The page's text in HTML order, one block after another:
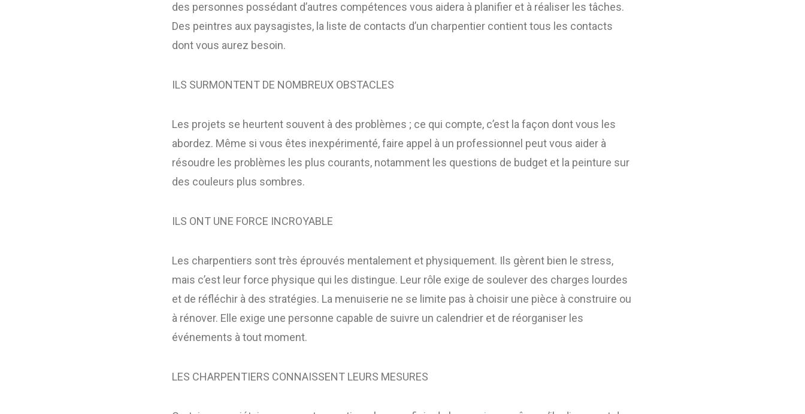
des personnes possédant d’autres compétences vous aidera à planifier et à réaliser les tâches.
Des peintres aux paysagistes, la liste de contacts d’un charpentier contient tous les contacts
dont vous aurez besoin.
ILS SURMONTENT DE NOMBREUX OBSTACLES
Les projets se heurtent souvent à des problèmes ; ce qui compte, c’est la façon dont vous les
abordez. Même si vous êtes inexpérimenté, faire appel à un professionnel peut vous aider à
résoudre les problèmes les plus courants, notamment les questions de budget et la peinture sur
des couleurs plus sombres.
ILS ONT UNE FORCE INCROYABLE
Les charpentiers sont très éprouvés mentalement et physiquement. Ils gèrent bien le stress,
mais c’est leur force physique qui les distingue. Leur rôle exige de soulever des charges lourdes
et de réfléchir à des stratégies. La menuiserie ne se limite pas à choisir une pièce à construire ou
à rénover. Elle exige une personne capable de suivre un calendrier et de réorganiser les
événements à tout moment.
LES CHARPENTIERS CONNAISSENT LEURS MESURES